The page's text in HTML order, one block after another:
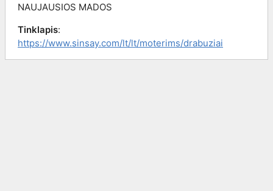
NAUJAUSIOS MADOS
Tinklapis:
https://www.sinsay.com/lt/lt/moterims/drabuziai